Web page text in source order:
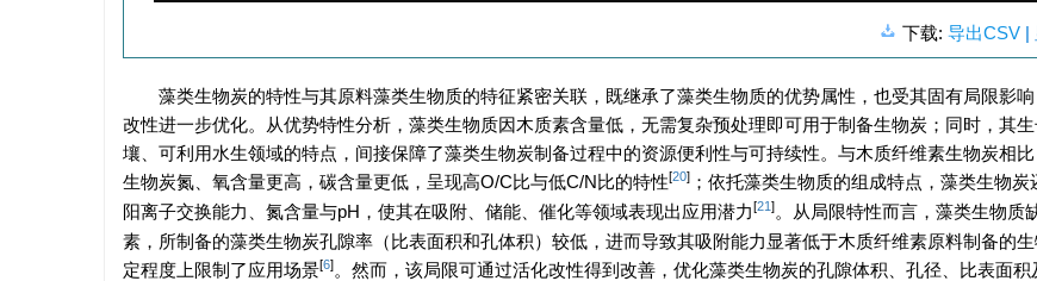
下载: 导出CSV |
藻类生物炭的特性与其原料藻类生物质的特征紧密关联，既继承了藻类生物质的优势属性，也受其固有局限影
改性进一步优化。从优势特性分析，藻类生物质因木质素含量低，无需复杂预处理即可用于制备生物炭；同时，其
壤、可利用水生领域的特点，间接保障了藻类生物炭制备过程中的资源便利性与可持续性。与木质纤维素生物炭相
生物炭氮、氧含量更高，碳含量更低，呈现高O/C比与低C/N比的特性[20] ；依托藻类生物质的组成特点，藻类生物炭
阳离子交换能力、氮含量与pH，使其在吸附、储能、催化等领域表现出应用潜力 [21 ] 。从局限特性而言，藻类生物质
素，所制备的藻类生物炭孔隙率（比表面积和孔体积）较低，进而导致其吸附能力显著低于木质纤维素原料制备的
定程度上限制了应用场景[6] 。然而，该局限可通过活化改性得到改善，优化藻类生物炭的孔隙体积、孔径、比表面积